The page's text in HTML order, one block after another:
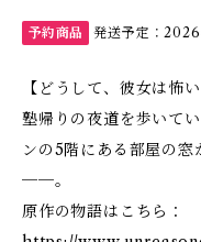
予約商品 発送予定：
【どうして、彼女は怖い
塾帰りの夜道を歩いて
ンの5階にある部屋の
──。
原作の物語はこちら：